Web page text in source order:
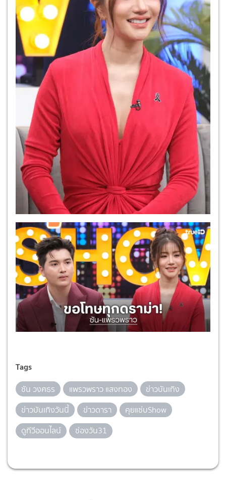
Tags
ซัน วงศธร แพรวพราว แสงทอง
ข่าวบันเทิง
ข่าวบันเทิงวันนี้
ข่าวดารา
คุยแซ่บShow
ดูทีวีออนไลน์
ช่องวัน31